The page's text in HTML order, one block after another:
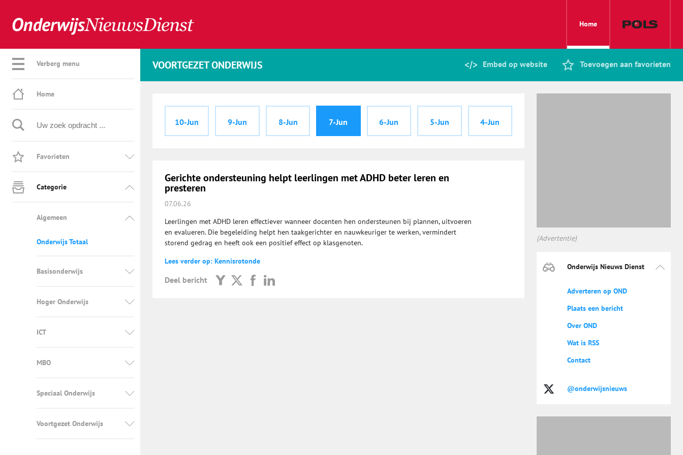
Home
Verberg menu
Home
Favorieten
Categorie
Algemeen
Onderwijs Totaal
Basisonderwijs
Hoger Onderwijs
ICT
MBO
Speciaal Onderwijs
Voortgezet Onderwijs
VOORTGEZET ONDERWIJS Embed op website Toevoegen aan favorieten
10-Jun 9-Jun 8-Jun 7-Jun 6-Jun 5-Jun 4-Jun
Gerichte ondersteuning helpt leerlingen met ADHD beter leren en
presteren
07.06.26
Leerlingen met ADHD leren effectiever wanneer docenten hen ondersteunen bij plannen, uitvoeren
en evalueren. Die begeleiding helpt hen taakgerichter en nauwkeuriger te werken, vermindert
storend gedrag en heeft ook een positief effect op klasgenoten.
Lees verder op: Kennisrotonde
Deel bericht
(Advertentie)
Onderwijs Nieuws Dienst
Adverteren op OND
Plaats een bericht
Over OND
Wat is RSS
Contact
@onderwijsnieuws